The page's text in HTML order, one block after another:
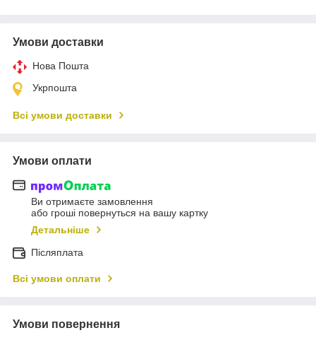
Умови доставки
Нова Пошта
Укрпошта
Всі умови доставки
Умови оплати
Ви отримаєте замовлення
або гроші повернуться на вашу картку
Детальніше
Післяплата
Всі умови оплати
Умови повернення